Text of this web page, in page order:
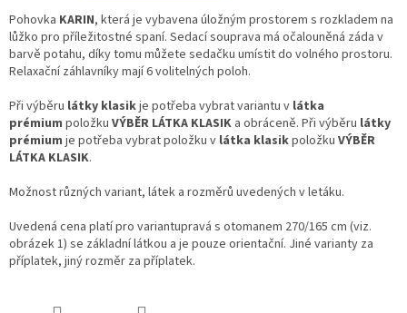
Pohovka KARIN, která je vybavena úložným prostorem s rozkladem na
lůžko pro příležitostné spaní. Sedací souprava má očalouněná záda v
barvě potahu, díky tomu můžete sedačku umístit do volného prostoru.
Relaxační záhlavníky mají 6 volitelných poloh.
Při výběru látky klasikje potřeba vybrat variantu v látka
prémium položku VÝBĚR LÁTKA KLASIK a obráceně. Při výběru látky
prémium je potřeba vybrat položku v látka klasikpoložku VÝBĚR
LÁTKA KLASIK.
Možnost různých variant, látek a rozměrů uvedených v letáku.
Uvedená cena platí pro variantupravá s otomanem 270/165 cm (viz.
obrázek 1) se základní látkou a je pouze orientační. Jiné varianty za
příplatek, jiný rozměr za příplatek.